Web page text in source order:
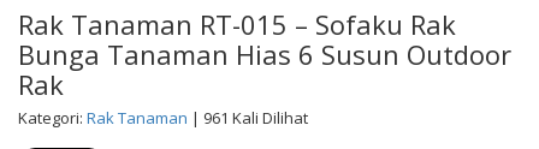
Rak Tanaman RT-015 – Sofaku Rak
Bunga Tanaman Hias 6 Susun Outdoor
Rak
Kategori: Rak Tanaman | 961 Kali Dilihat